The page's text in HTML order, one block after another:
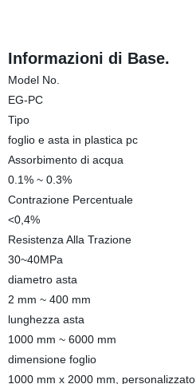
Informazioni di Base.
Model No.
EG-PC
Tipo
foglio e asta in plastica pc
Assorbimento di acqua
0.1% ~ 0.3%
Contrazione Percentuale
<0,4%
Resistenza Alla Trazione
30~40MPa
diametro asta
2 mm ~ 400 mm
lunghezza asta
1000 mm ~ 6000 mm
dimensione foglio
1000 mm x 2000 mm, personalizzato